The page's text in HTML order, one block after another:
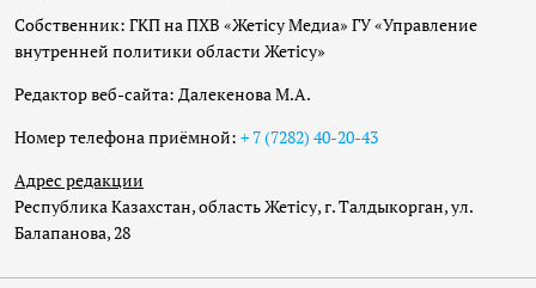
Собственник: ГКП на ПХВ «Жетісу Медиа» ГУ «Управление
внутренней политики области Жетісу»
Редактор веб-сайта: Далекенова М.А.
Номер телефона приёмной: + 7 (7282) 40-20-43
Адрес редакции
Республика Казахстан, область Жетісу, г. Талдыкорган, ул.
Балапанова, 28